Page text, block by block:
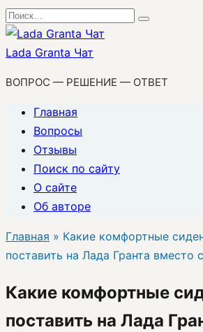
Перейти
к
содержанию
Search
for:
Lada Granta Чат
ВОПРОС — РЕШЕНИЕ — ОТВЕТ
Главная
Вопросы
Отзывы
Поиск по сайту
О сайте
Об авторе
Главная » Какие комфортные
поставить на Лада Гранта вместо
Какие комфортные
поставить на Лада